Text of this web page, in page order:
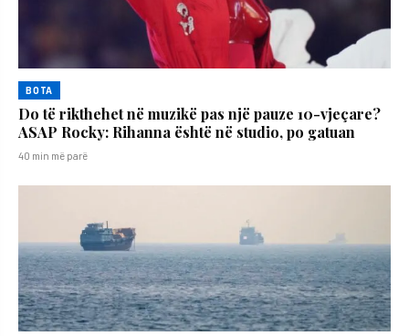
BOTA
Do të rikthehet në muzikë pas një pauze 10-vjeçare?
ASAP Rocky: Rihanna është në studio, po gatuan
40 min më parë